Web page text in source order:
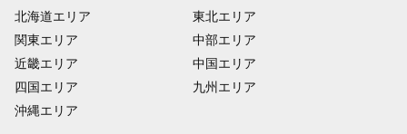
北海道エリア
関東エリア
近畿エリア
四国エリア
沖縄エリア
東北エリア
中部エリア
中国エリア
九州エリア